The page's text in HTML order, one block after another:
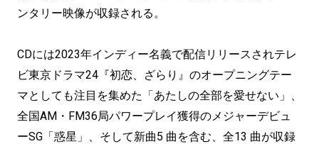
ンタリー映像が収録される。
CDには2023年インディー名義で配信リリースされテレ
ビ東京ドラマ24『初恋、ざらり』のオープニングテー
マとしても注目を集めた「あたしの全部を愛せない」、
全国AM・FM36局パワープレイ獲得のメジャーデビュ
ーSG「惑星」、そして新曲5 曲を含む、全13 曲が収録